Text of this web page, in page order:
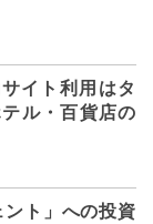
イト利用はタ
ル・百貨店の
ト」への投資